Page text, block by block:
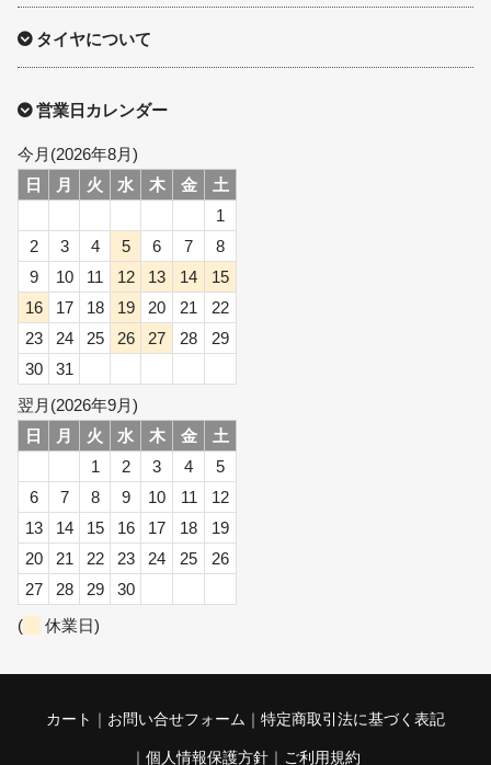
タイヤについて
営業日カレンダー
今月(2026年8月)
日
月 火 水 木 金
土
1
2
3 4 5 6 7
8
9
10 11 12 13 14
15
16
17 18 19 20 21
22
23
24 25 26 27 28
29
30
31
翌月(2026年9月)
日
月 火 水 木 金
土
1
2 3 4
5
6
7 8 9 10 11
12
13
14 15 16 17 18
19
20
21 22 23 24 25
26
27
28 29
30
(
休業日)
カート お問い合せフォーム 特定商取引法に基づく表記
個人情報保護方針 ご利用規約